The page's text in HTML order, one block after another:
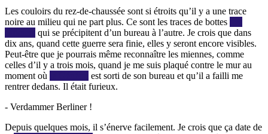
Les couloirs du rez-de-chaussée sont si étroits qu’il y a une trace
noire au milieu qui ne part plus. Ce sont les traces de bottes
qui se précipitent d’un bureau à l’autre. Je crois que dans
dix ans, quand cette guerre sera finie, elles y seront encore visibles.
Peut-être que je pourrais même reconnaître les miennes, comme
celles d’il y a trois mois, quand je me suis plaqué contre le mur au
moment où
est sorti de son bureau et qu’il a failli me
rentrer dedans. Il était furieux.
- Verdammer Berliner !
Depuis quelques mois, il s’énerve facilement. Je crois que ça date de